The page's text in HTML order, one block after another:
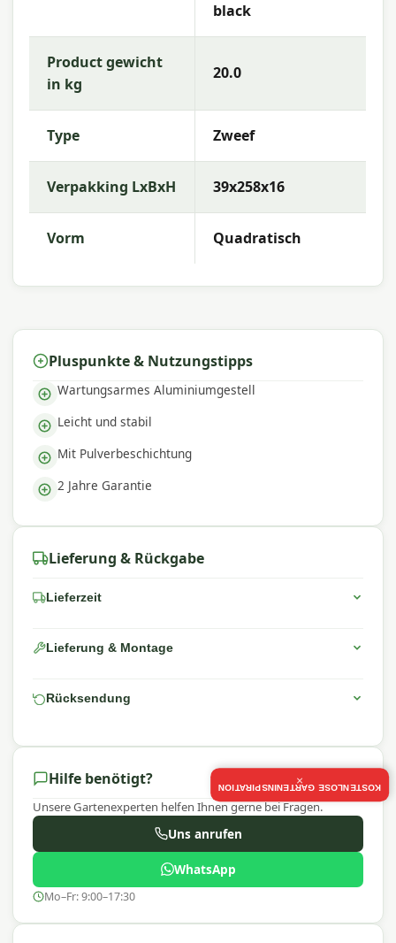
black
Product gewicht
in kg
20.0
Type Zweef
Verpakking LxBxH 39x258x16
Vorm Quadratisch
Pluspunkte & Nutzungstipps
Wartungsarmes Aluminiumgestell
Leicht und stabil
Mit Pulverbeschichtung
2 Jahre Garantie
Lieferung & Rückgabe
Lieferzeit
Lieferung & Montage
Rücksendung
Hilfe benötigt?
Unsere Gartenexperten helfen Ihnen gerne bei Fragen.
Uns anrufen
WhatsApp
Mo–Fr: 9:00–17:30
KOSTENLOSE GARTENINSPIRATION
×